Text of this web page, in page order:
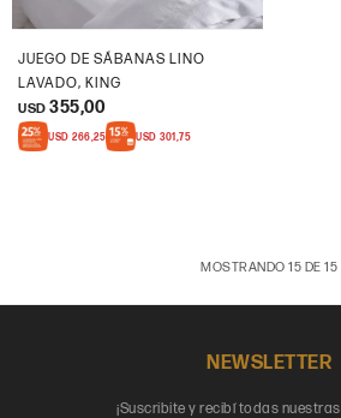
JUEGO DE SÁBANAS LINO
LAVADO, KING
USD 355,00
USD 266,25 USD 301,75
MOSTRANDO 15 DE 15
NEWSLETTER
¡Suscribite y recibí todas